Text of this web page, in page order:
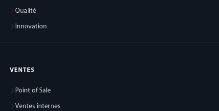
Qualité
Innovation
VENTES
Point of Sale
Ventes internes